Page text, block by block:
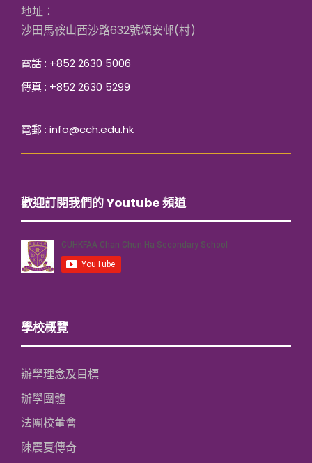
地址：
沙田馬鞍山西沙路632號頌安邨(村)
電話 : +852 2630 5006
傳真 : +852 2630 5299
電郵 : info@cch.edu.hk
歡迎訂閱我們的 Youtube 頻道
學校概覽
辦學理念及目標
辦學團體
法團校董會
陳震夏傳奇